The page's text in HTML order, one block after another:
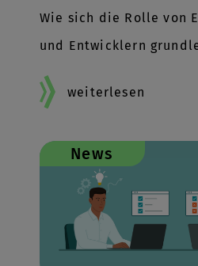
Wie sich die Rolle von
und Entwicklern
weiterlesen
News